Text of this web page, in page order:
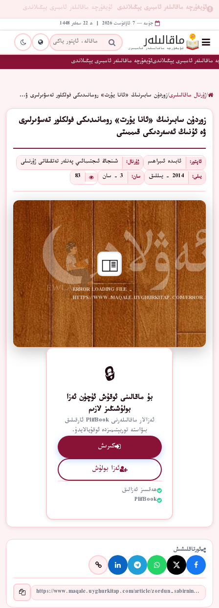
ئۇيغۇرچە ماقالىلەر ئامبىرى يېڭىلاندى ئۇيغۇرچە ماقالىلەر ئامبىرى يېڭىلاندى
جۈمە — 7 ئاۋغۇست 2026 | ھ 22 سەفەر 1448
ماقالىلەر ئامبىرى يېڭىلاندىئۇيغۇرچە ماقالىلەر ئامبىرى يېڭىلاندى
/ژۇرنال ماقالىلىرى/زوردۇن سابىرنىڭ «ئانا يۇرت» رومانىدىكى فولكلور تەسۋىرلىرى ۋ…
زوردۇن سابىرنىڭ «ئانا يۇرت» رومانىدىكى فولكلور تەسۋىرلىرى
ۋە ئۇنىڭ ئەسەردىكى قىممىتى
ئاپتور: ئابىدە ئىبراھىم ژۇرنال: شىنجاڭ ئىجتىمائىي پەنلەر تەتقىقاتى ژۇرنىلى
يىلى: 2014 - يىللىق سان: 3 - سان 83
ERROR LOADING FILE -
HTTPS://WWW.MAQALE.UYGHURKITAP.COM/ERROR.PDF
🔒
بۇ ماقالىنى ئوقۇش ئۈچۈن ئەزا
بولۇشىڭىز لازىم
ئەزالار ماقالىلەرنى PlifBook ئارقىلىق
بىۋاستە توربېتىمىزدە ئوقۇيالايدۇ.
كىرىش
ئەزا بولۇش
ھەقسىز ئەزالىق
PlifBook
ئورتاقلىشىش